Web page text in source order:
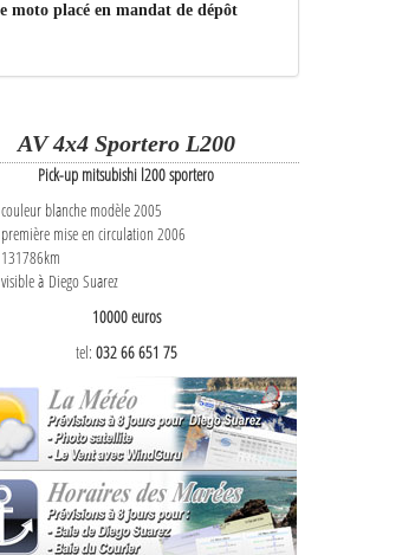
moto placé en mandat de dépôt
AV 4x4 Sportero L200
Pick-up mitsubishi l200 sportero
couleur blanche modèle 2005
première mise en circulation 2006
131786km
visible à Diego Suarez
10000 euros
tel: 032 66 651 75